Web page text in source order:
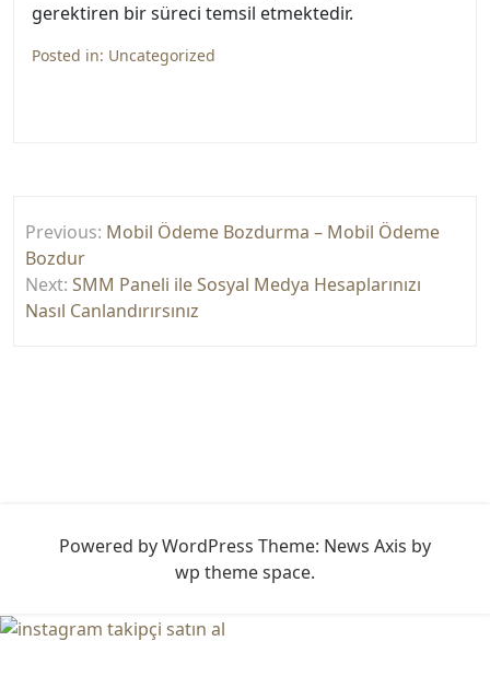
gerektiren bir süreci temsil etmektedir.
Posted in: Uncategorized
gezinmesi
Previous: Mobil Ödeme Bozdurma – Mobil Ödeme
Bozdur
Next: SMM Paneli ile Sosyal Medya Hesaplarınızı
Nasıl Canlandırırsınız
Powered by WordPress Theme: News Axis by
wp theme space.